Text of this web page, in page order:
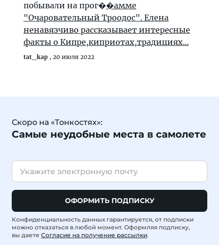
побывали на прог��амме
"Очаровательный Троодос". Елена
ненавязчиво рассказывает интересные
факты о Кипре,киприотах,традициях...
tat_kap , 20 июля 2022
Скоро на «Тонкостях»:
Самые неудобные места в самолете
ОФОРМИТЬ ПОДПИСКУ
Конфиденциальность данных гарантируется, от подписки
можно отказаться в любой момент. Оформляя подписку,
вы даете Согласие на получение рассылки.